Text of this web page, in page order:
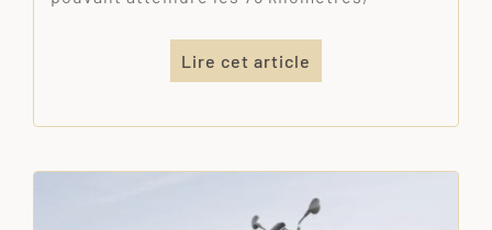
Lire cet article